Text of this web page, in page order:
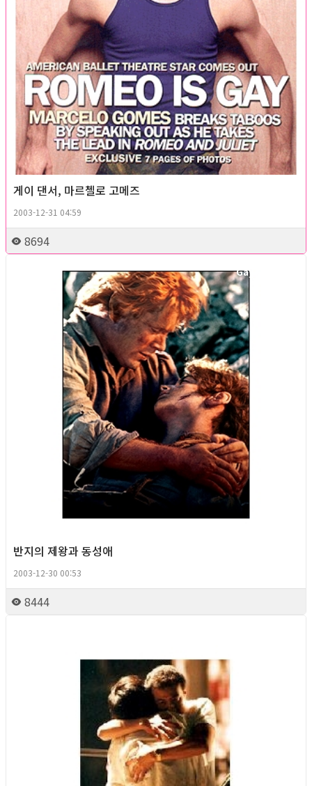
게이 댄서, 마르첼로 고메즈
2003-12-31 04:59
8694
Gay Culture
반지의 제왕과 동성애
2003-12-30 00:53
8444